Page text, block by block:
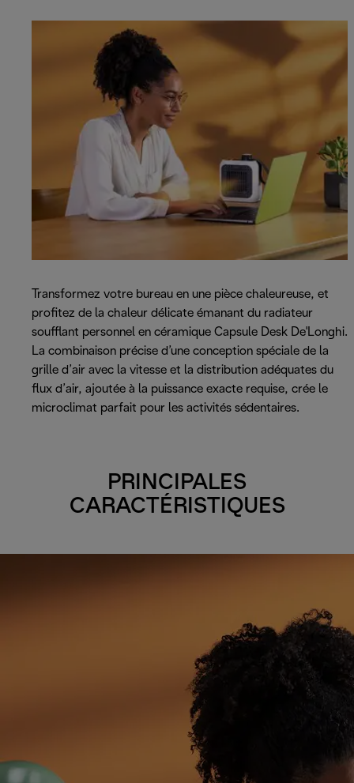
Transformez votre bureau en une pièce chaleureuse, et
profitez de la chaleur délicate émanant du radiateur
soufflant personnel en céramique Capsule Desk De'Longhi.
La combinaison précise d’une conception spéciale de la
grille d’air avec la vitesse et la distribution adéquates du
flux d’air, ajoutée à la puissance exacte requise, crée le
microclimat parfait pour les activités sédentaires.
PRINCIPALES
CARACTÉRISTIQUES